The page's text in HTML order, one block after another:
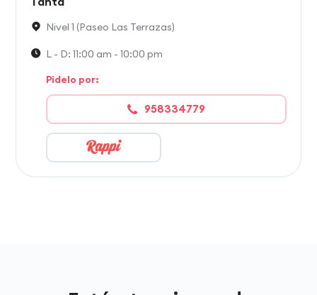
Nivel 1 (Paseo Las Terrazas)
L - D: 11:00 am - 10:00 pm
Pidelo por:
958334779